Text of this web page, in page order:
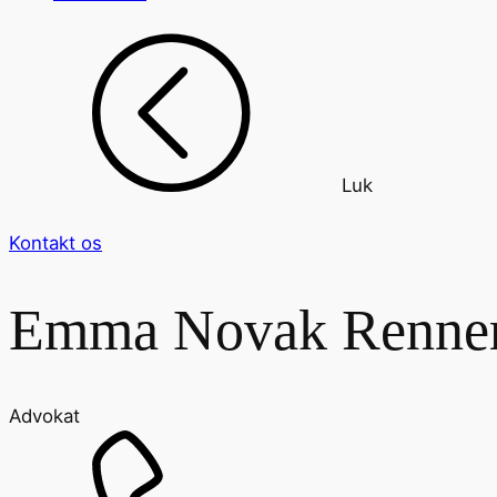
Luk
Kontakt os
Emma Novak
Advokat